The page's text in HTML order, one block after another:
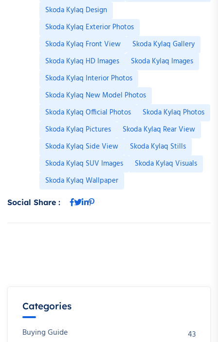
Skoda Kylaq Design
Skoda Kylaq Exterior Photos
Skoda Kylaq Front View
Skoda Kylaq Gallery
Skoda Kylaq HD Images
Skoda Kylaq Images
Skoda Kylaq Interior Photos
Skoda Kylaq New Model Photos
Skoda Kylaq Official Photos
Skoda Kylaq Photos
Skoda Kylaq Pictures
Skoda Kylaq Rear View
Skoda Kylaq Side View
Skoda Kylaq Stills
Skoda Kylaq SUV Images
Skoda Kylaq Visuals
Skoda Kylaq Wallpaper
Social Share :
Categories
Buying Guide
43